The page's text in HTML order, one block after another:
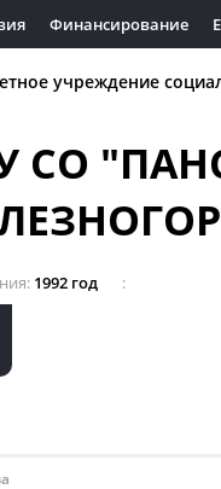
Финансирование
учреждение
СО
1992 год